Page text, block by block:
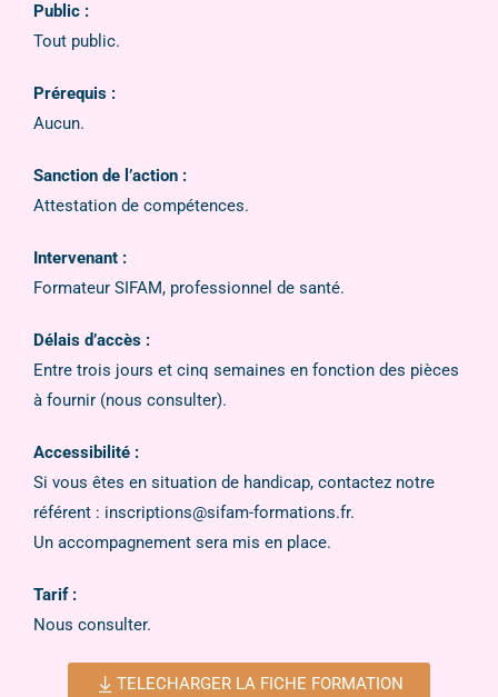
Public :
Tout public.
Prérequis :
Aucun.
Sanction de l’action :
Attestation de compétences.
Intervenant :
Formateur SIFAM, professionnel de santé.
Délais d’accès :
Entre trois jours et cinq semaines en fonction des pièces
à fournir (nous consulter).
Accessibilité :
Si vous êtes en situation de handicap, contactez notre
référent : inscriptions@sifam-formations.fr.
Un accompagnement sera mis en place.
Tarif :
Nous consulter.
TELECHARGER LA FICHE FORMATION